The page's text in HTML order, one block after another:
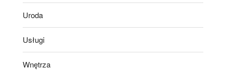
Uroda
Usługi
Wnętrza